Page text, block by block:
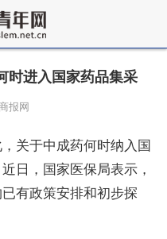
时进入国家药品集采
报网
关于中成药何时纳入国
日，国家医保局表示，
有政策安排和初步探